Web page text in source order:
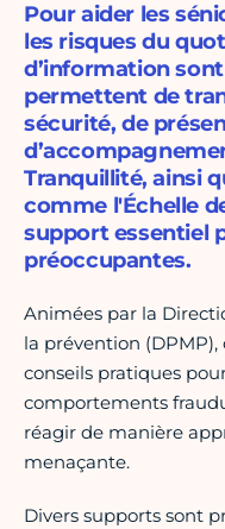
Pour aider les
les risques du
d’information
permettent de
sécurité, de
Tranquillité, ainsi
comme l'Échelle
support essentiel
préoccupantes.
Animées par la
la prévention
conseils pratiques
comportements
réagir de manière
menaçante.
Divers supports sont